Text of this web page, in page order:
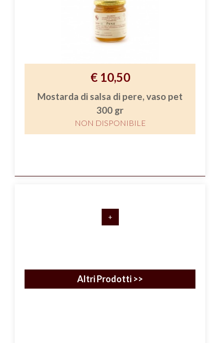
€ 10,50
Mostarda di salsa di pere, vaso pet
300 gr
NON DISPONIBILE
+
Altri Prodotti >>